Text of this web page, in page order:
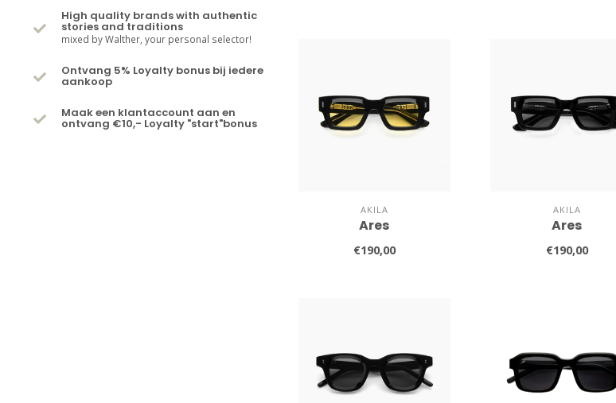
High quality brands with authentic
stories and traditions
mixed by Walther, your personal selector!
Ontvang 5% Loyalty bonus bij iedere
aankoop
Maak een klantaccount aan en
ontvang €10,- Loyalty "start"bonus
AKILA
Ares
€190,00
AKILA
Ares
€190,00